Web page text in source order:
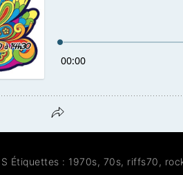
Étiquettes : 1970s, 70s, riffs70 ,